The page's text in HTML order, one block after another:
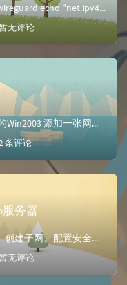
//主节点代码 apt update apt install -y wireguard echo "net.ipv4.ip_forward =...
无评论
搭建VPN环境网络拓扑作为VPN服务器的Win2003 添加一张网卡用于连接内部权限子网的端口配置VPN服务器选择路由和远程访问选择配置VPN服务器选择外...
条评论
服务器
构建 VPC 并启动 Web 服务器创建 VPC。创建子网。配置安全组。在 VPC 中启动 EC2 实例创建VPC进入AWS管理控制台中，创建VPC，包括...
无评论